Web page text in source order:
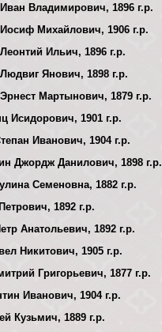
Владимирович, 1896 г.р.
Михайлович, 1906 г.р.
Ильич, 1896 г.р.
Янович, 1898 г.р.
Мартынович, 1879 г.р.
Исидорович, 1901 г.р.
Иванович, 1904 г.р.
Джордж Данилович, 1898 г.р.
Семеновна, 1882 г.р.
1892 г.р.
Анатольевич, 1892 г.р.
Никитович, 1905 г.р.
Григорьевич, 1877 г.р.
Иванович, 1904 г.р.
Кузьмич, 1889 г.р.